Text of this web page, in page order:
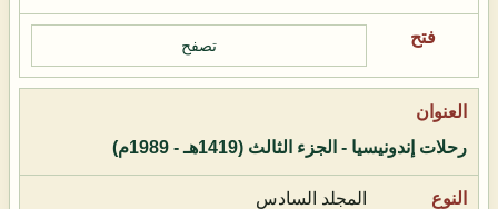
تصفح
رحلات إندونيسيا - الجزء الثالث (1419هـ - 1989م)
المجلد السادس